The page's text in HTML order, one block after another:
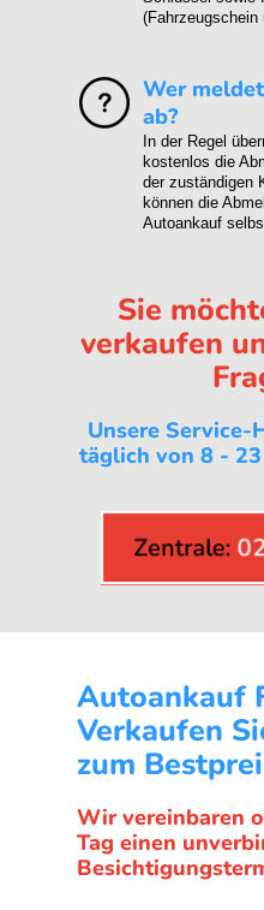
(Fahrzeugschein
Wer
ab?
In der Regel
kostenlos die
der zuständigen
können die
Autoankauf
Sie
verkaufen
Unsere
täglich von 8 -
Zentrale:
Autoankauf
Verkaufen
zum
Wir vereinbaren
Tag einen